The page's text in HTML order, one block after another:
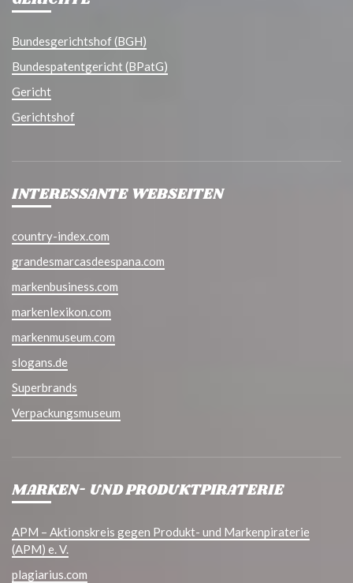
Bundesgerichtshof (BGH)
Bundespatentgericht (BPatG)
Gericht
Gerichtshof
INTERESSANTE WEBSEITEN
country-index.com
grandesmarcasdeespana.com
markenbusiness.com
markenlexikon.com
markenmuseum.com
slogans.de
Superbrands
Verpackungsmuseum
MARKEN- UND PRODUKTPIRATERIE
APM – Aktionskreis gegen Produkt- und Markenpiraterie
(APM) e. V.
plagiarius.com